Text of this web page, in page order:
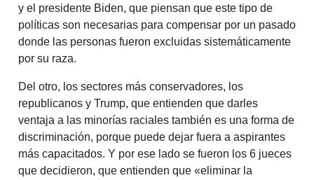
y el presidente Biden, que piensan que este tipo de
políticas son necesarias para compensar por un pasado
donde las personas fueron excluidas sistemáticamente
por su raza.
Del otro, los sectores más conservadores, los
republicanos y Trump, que entienden que darles
ventaja a las minorías raciales también es una forma de
discriminación, porque puede dejar fuera a aspirantes
más capacitados. Y por ese lado se fueron los 6 jueces
que decidieron, que entienden que «eliminar la